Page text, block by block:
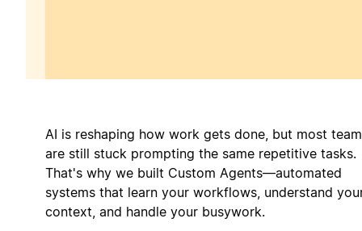
AI is reshaping how work gets done, but most
are still stuck prompting the same repetitive tasks.
That's why we built Custom Agents—automated
systems that learn your workflows, understand
context, and handle your busywork.